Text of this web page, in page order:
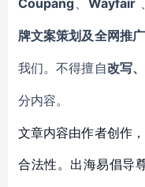
Coupang 、Wayfair
牌文案策划及全网推
我们。不得擅自改写
分内容。
文章内容由作者创作
合法性。出海易倡导